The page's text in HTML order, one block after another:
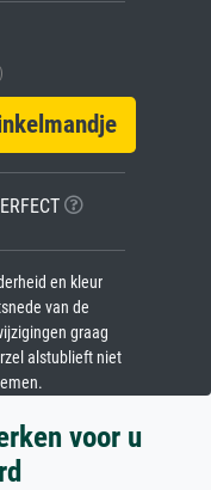
en kleur
van de
graag
alstublieft niet
voor u